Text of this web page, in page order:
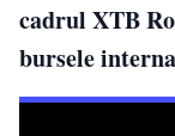
cadrul XTB
bursele